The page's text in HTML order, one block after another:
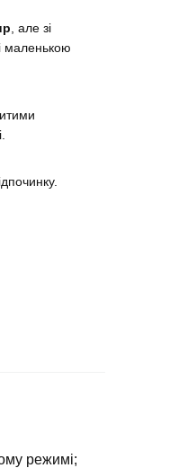
, але зі
маленькою
режимі;